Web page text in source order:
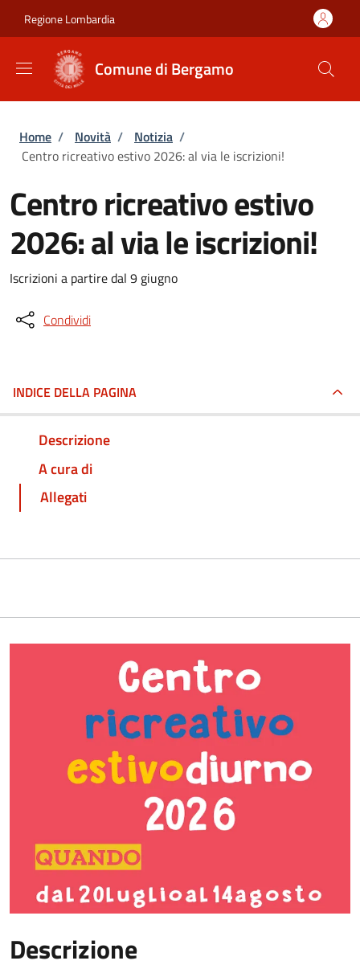
Regione Lombardia
Comune di Bergamo
Briciole di pane
Home / Novità / Notizia /
Centro ricreativo estivo 2026: al via le iscrizioni!
Centro ricreativo estivo
2026: al via le iscrizioni!
Iscrizioni a partire dal 9 giugno
Condividi
INDICE DELLA PAGINA
Descrizione
A cura di
Allegati
Descrizione